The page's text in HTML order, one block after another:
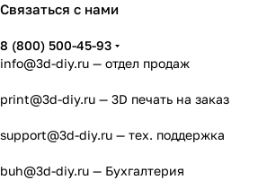
Связаться с нами
8 (800) 500-45-93
info@3d-diy.ru — отдел продаж
print@3d-diy.ru — 3D печать на заказ
support@3d-diy.ru — тех. поддержка
buh@3d-diy.ru — Бухгалтерия